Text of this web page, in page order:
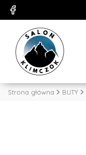
Strona główna BUTY